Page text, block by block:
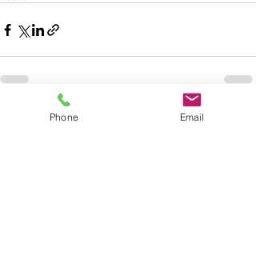
最新記事 すべて表示
Phone Email